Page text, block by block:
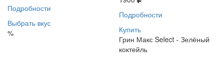
Подробности
Выбрать вкус
%
Подробности
Купить
Грин Макс Select - Зелёный
коктейль